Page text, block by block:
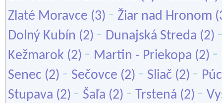
Zlaté Moravce (3) - Žiar nad Hronom
Dolný Kubín (2) - Dunajská Streda (2)
Kežmarok (2) - Martin - Priekopa (2) -
Senec (2) - Sečovce (2) - Sliač (2) -
Stupava (2) - Šaľa (2) - Trstená (2) -